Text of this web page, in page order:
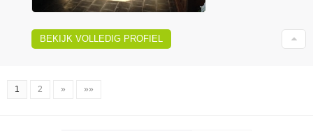
BEKIJK VOLLEDIG PROFIEL
1 2 » »»